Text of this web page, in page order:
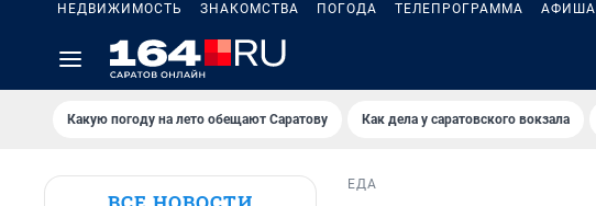
НЕДВИЖИМОСТЬ ЗНАКОМСТВА ПОГОДА ТЕЛЕПРОГРАММА АФИША
Какую погоду на лето обещают Саратову Как дела у саратовского вокзала
ЕДА